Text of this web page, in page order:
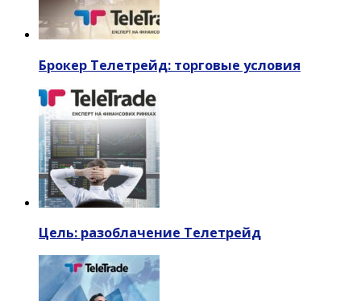
Брокер Телетрейд: торговые условия
Цель: разоблачение Телетрейд